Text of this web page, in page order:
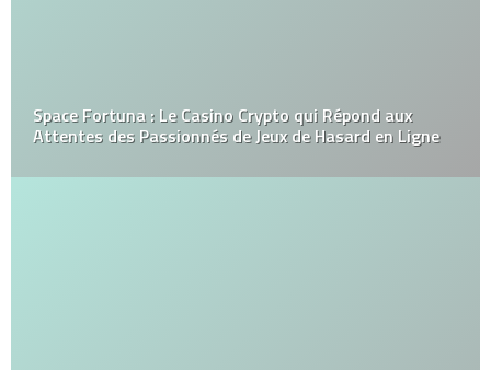
Space Fortuna : Le Casino Crypto qui Répond aux
Attentes des Passionnés de Jeux de Hasard en Ligne